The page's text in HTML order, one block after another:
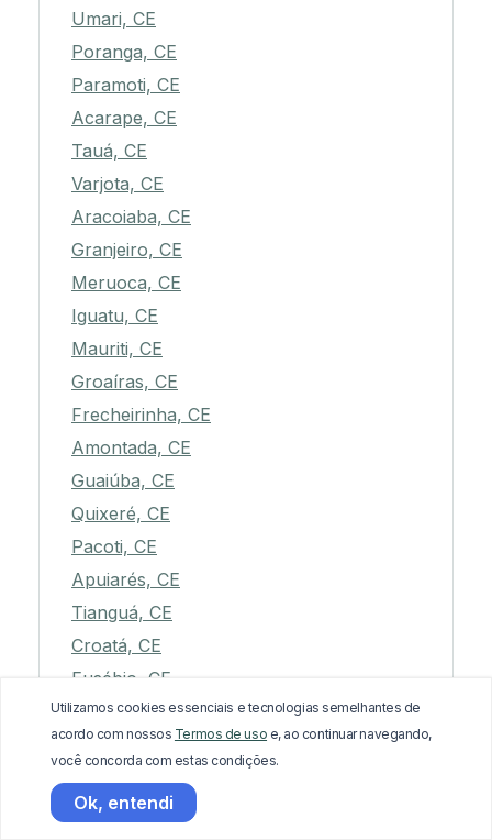
Umari, CE
Poranga, CE
Paramoti, CE
Acarape, CE
Tauá, CE
Varjota, CE
Aracoiaba, CE
Granjeiro, CE
Meruoca, CE
Iguatu, CE
Mauriti, CE
Groaíras, CE
Frecheirinha, CE
Amontada, CE
Guaiúba, CE
Quixeré, CE
Pacoti, CE
Apuiarés, CE
Tianguá, CE
Croatá, CE
Eusébio, CE
Várzea Alegre, CE
Antonina do Norte, CE
Barroquinha, CE
Abaiara, CE
Utilizamos cookies essenciais e tecnologias semelhantes de
acordo com nossos Termos de uso e, ao continuar navegando,
você concorda com estas condições.
Ok, entendi